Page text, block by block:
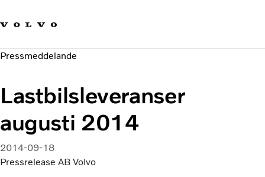
Hållbara transporter
Investerare
Pressmeddelande
Lastbilsleveranser
augusti 2014
2014-09-18
Pressrelease AB Volvo